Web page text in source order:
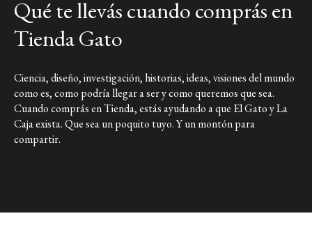
audiovisuales. Condujo programas de divulgación como La Liga
de la Ciencia (TV Pública) y Ciencia a la Carta (TEC). Además,
fue docente en la Facultad de Ciencias Exactas y Naturales de la
San Andrés.
Link a Instagram
Link a X
Qué te llevás cuando comprás en
Tienda Gato
Ciencia, diseño, investigación, historias, ideas, visiones del mundo
como es, como podría llegar a ser y como queremos que sea.
Cuando comprás en Tienda, estás ayudando a que El Gato y La
Caja exista. Que sea un poquito tuyo. Y un montón para
compartir.